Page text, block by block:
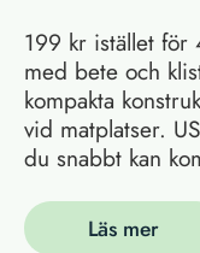
199 kr istället för
med bete och
kompakta
vid matplatser.
du snabbt kan
Läs mer